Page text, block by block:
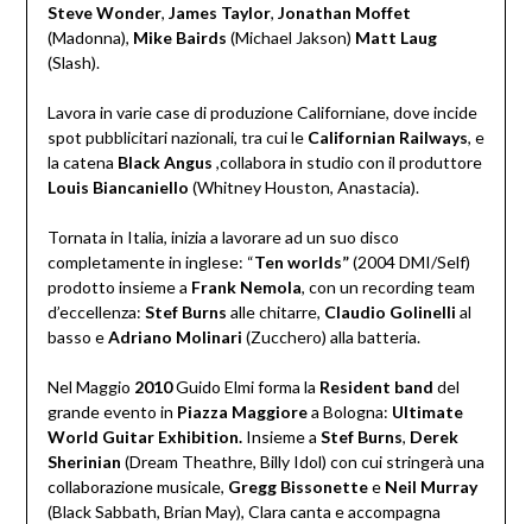
Steve Wonder, James Taylor, Jonathan Moffet
(Madonna), Mike Bairds (Michael Jakson) Matt Laug
(Slash).
Lavora in varie case di produzione Californiane, dove incide
spot pubblicitari nazionali, tra cui le Californian Railways, e
la catena Black Angus ,collabora in studio con il produttore
Louis Biancaniello (Whitney Houston, Anastacia).
Tornata in Italia, inizia a lavorare ad un suo disco
completamente in inglese: “Ten worlds”(2004 DMI/Self)
prodotto insieme a Frank Nemola, con un recording team
d’eccellenza: Stef Burns alle chitarre, Claudio Golinelli al
basso eAdriano Molinari (Zucchero) alla batteria.
Nel Maggio 2010Guido Elmi forma la Resident band del
grande evento in Piazza Maggiorea Bologna: Ultimate
World Guitar Exhibition.Insieme a Stef Burns, Derek
Sherinian (Dream Theathre, Billy Idol) con cui stringerà una
collaborazione musicale, Gregg Bissonettee Neil Murray
(Black Sabbath, Brian May), Clara canta e accompagna